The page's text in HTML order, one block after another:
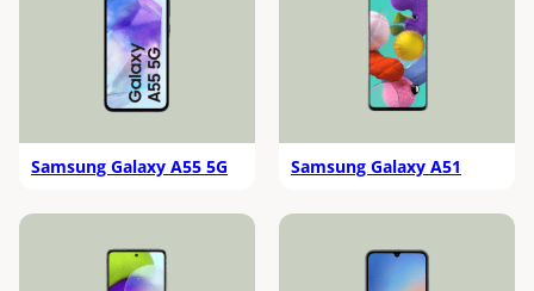
Samsung Galaxy A55 5G Samsung Galaxy A51